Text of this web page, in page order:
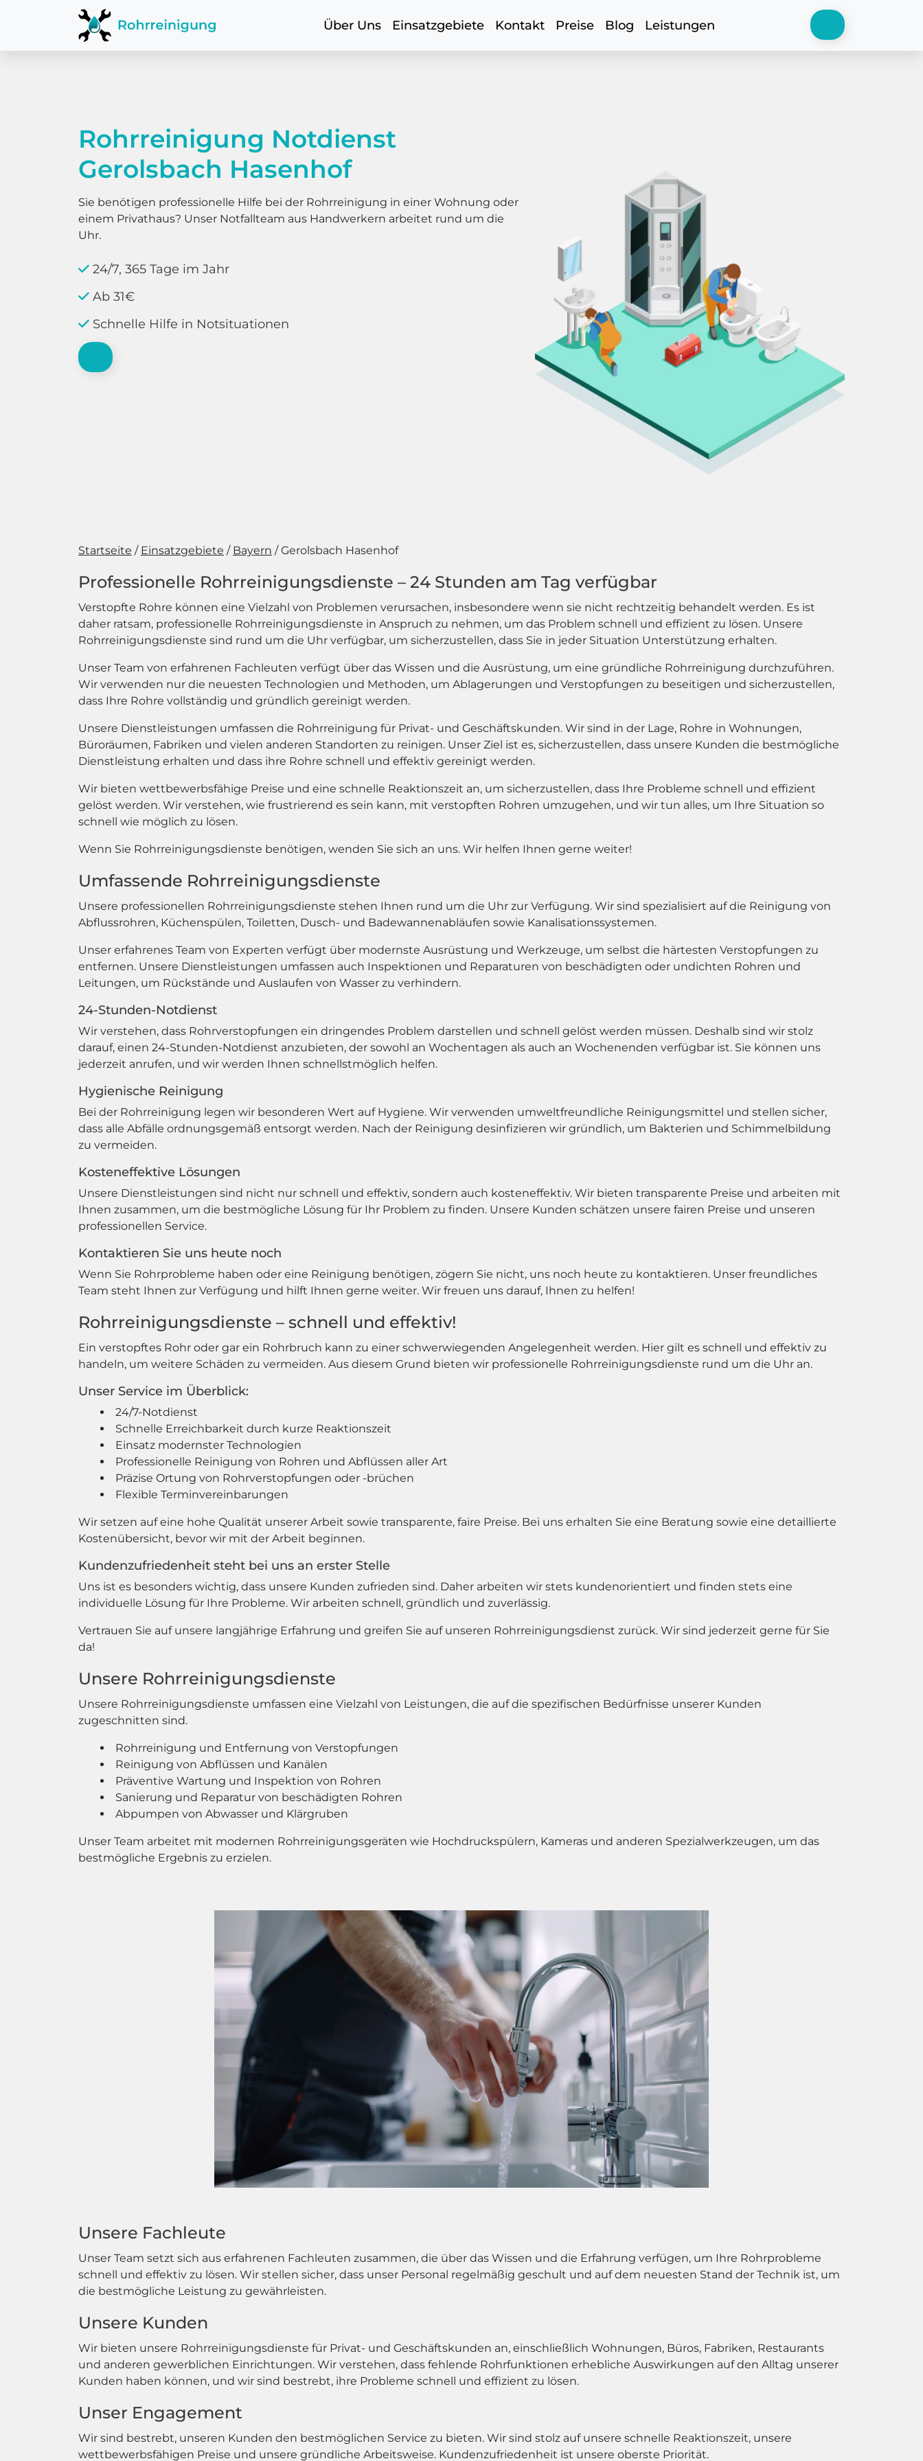
Über Uns Einsatzgebiete Kontakt Preise Blog Leistungen
Rohrreinigung Notdienst
Gerolsbach Hasenhof
Sie benötigen professionelle Hilfe bei der Rohrreinigung in einer Wohnung oder
einem Privathaus? Unser Notfallteam aus Handwerkern arbeitet rund um die
Uhr.
24/7, 365 Tage im Jahr
Ab 31€
Schnelle Hilfe in Notsituationen
Startseite Einsatzgebiete Bayern Gerolsbach Hasenhof
Professionelle Rohrreinigungsdienste – 24 Stunden am Tag verfügbar
Verstopfte Rohre können eine Vielzahl von Problemen verursachen, insbesondere wenn sie nicht rechtzeitig behandelt werden. Es ist
daher ratsam, professionelle Rohrreinigungsdienste in Anspruch zu nehmen, um das Problem schnell und effizient zu lösen. Unsere
Rohrreinigungsdienste sind rund um die Uhr verfügbar, um sicherzustellen, dass Sie in jeder Situation Unterstützung erhalten.
Unser Team von erfahrenen Fachleuten verfügt über das Wissen und die Ausrüstung, um eine gründliche Rohrreinigung durchzuführen.
Wir verwenden nur die neuesten Technologien und Methoden, um Ablagerungen und Verstopfungen zu beseitigen und sicherzustellen,
dass Ihre Rohre vollständig und gründlich gereinigt werden.
Unsere Dienstleistungen umfassen die Rohrreinigung für Privat- und Geschäftskunden. Wir sind in der Lage, Rohre in Wohnungen,
Büroräumen, Fabriken und vielen anderen Standorten zu reinigen. Unser Ziel ist es, sicherzustellen, dass unsere Kunden die bestmögliche
Dienstleistung erhalten und dass ihre Rohre schnell und effektiv gereinigt werden.
Wir bieten wettbewerbsfähige Preise und eine schnelle Reaktionszeit an, um sicherzustellen, dass Ihre Probleme schnell und effizient
gelöst werden. Wir verstehen, wie frustrierend es sein kann, mit verstopften Rohren umzugehen, und wir tun alles, um Ihre Situation so
schnell wie möglich zu lösen.
Wenn Sie Rohrreinigungsdienste benötigen, wenden Sie sich an uns. Wir helfen Ihnen gerne weiter!
Umfassende Rohrreinigungsdienste
Unsere professionellen Rohrreinigungsdienste stehen Ihnen rund um die Uhr zur Verfügung. Wir sind spezialisiert auf die Reinigung von
Abflussrohren, Küchenspülen, Toiletten, Dusch- und Badewannenabläufen sowie Kanalisationssystemen.
Unser erfahrenes Team von Experten verfügt über modernste Ausrüstung und Werkzeuge, um selbst die härtesten Verstopfungen zu
entfernen. Unsere Dienstleistungen umfassen auch Inspektionen und Reparaturen von beschädigten oder undichten Rohren und
Leitungen, um Rückstände und Auslaufen von Wasser zu verhindern.
24-Stunden-Notdienst
Wir verstehen, dass Rohrverstopfungen ein dringendes Problem darstellen und schnell gelöst werden müssen. Deshalb sind wir stolz
darauf, einen 24-Stunden-Notdienst anzubieten, der sowohl an Wochentagen als auch an Wochenenden verfügbar ist. Sie können uns
jederzeit anrufen, und wir werden Ihnen schnellstmöglich helfen.
Hygienische Reinigung
Bei der Rohrreinigung legen wir besonderen Wert auf Hygiene. Wir verwenden umweltfreundliche Reinigungsmittel und stellen sicher,
dass alle Abfälle ordnungsgemäß entsorgt werden. Nach der Reinigung desinfizieren wir gründlich, um Bakterien und Schimmelbildung
zu vermeiden.
Kosteneffektive Lösungen
Unsere Dienstleistungen sind nicht nur schnell und effektiv, sondern auch kosteneffektiv. Wir bieten transparente Preise und arbeiten mit
Ihnen zusammen, um die bestmögliche Lösung für Ihr Problem zu finden. Unsere Kunden schätzen unsere fairen Preise und unseren
professionellen Service.
Kontaktieren Sie uns heute noch
Wenn Sie Rohrprobleme haben oder eine Reinigung benötigen, zögern Sie nicht, uns noch heute zu kontaktieren. Unser freundliches
Team steht Ihnen zur Verfügung und hilft Ihnen gerne weiter. Wir freuen uns darauf, Ihnen zu helfen!
Rohrreinigungsdienste – schnell und effektiv!
Ein verstopftes Rohr oder gar ein Rohrbruch kann zu einer schwerwiegenden Angelegenheit werden. Hier gilt es schnell und effektiv zu
handeln, um weitere Schäden zu vermeiden. Aus diesem Grund bieten wir professionelle Rohrreinigungsdienste rund um die Uhr an.
Unser Service im Überblick:
24/7-Notdienst
Schnelle Erreichbarkeit durch kurze Reaktionszeit
Einsatz modernster Technologien
Professionelle Reinigung von Rohren und Abflüssen aller Art
Präzise Ortung von Rohrverstopfungen oder -brüchen
Flexible Terminvereinbarungen
Wir setzen auf eine hohe Qualität unserer Arbeit sowie transparente, faire Preise. Bei uns erhalten Sie eine Beratung sowie eine detaillierte
Kostenübersicht, bevor wir mit der Arbeit beginnen.
Kundenzufriedenheit steht bei uns an erster Stelle
Uns ist es besonders wichtig, dass unsere Kunden zufrieden sind. Daher arbeiten wir stets kundenorientiert und finden stets eine
individuelle Lösung für Ihre Probleme. Wir arbeiten schnell, gründlich und zuverlässig.
Vertrauen Sie auf unsere langjährige Erfahrung und greifen Sie auf unseren Rohrreinigungsdienst zurück. Wir sind jederzeit gerne für Sie
da!
Unsere Rohrreinigungsdienste
Unsere Rohrreinigungsdienste umfassen eine Vielzahl von Leistungen, die auf die spezifischen Bedürfnisse unserer Kunden
zugeschnitten sind.
Rohrreinigung und Entfernung von Verstopfungen
Reinigung von Abflüssen und Kanälen
Präventive Wartung und Inspektion von Rohren
Sanierung und Reparatur von beschädigten Rohren
Abpumpen von Abwasser und Klärgruben
Unser Team arbeitet mit modernen Rohrreinigungsgeräten wie Hochdruckspülern, Kameras und anderen Spezialwerkzeugen, um das
bestmögliche Ergebnis zu erzielen.
Unsere Fachleute
Unser Team setzt sich aus erfahrenen Fachleuten zusammen, die über das Wissen und die Erfahrung verfügen, um Ihre Rohrprobleme
schnell und effektiv zu lösen. Wir stellen sicher, dass unser Personal regelmäßig geschult und auf dem neuesten Stand der Technik ist, um
die bestmögliche Leistung zu gewährleisten.
Unsere Kunden
Wir bieten unsere Rohrreinigungsdienste für Privat- und Geschäftskunden an, einschließlich Wohnungen, Büros, Fabriken, Restaurants
und anderen gewerblichen Einrichtungen. Wir verstehen, dass fehlende Rohrfunktionen erhebliche Auswirkungen auf den Alltag unserer
Kunden haben können, und wir sind bestrebt, ihre Probleme schnell und effizient zu lösen.
Unser Engagement
Wir sind bestrebt, unseren Kunden den bestmöglichen Service zu bieten. Wir sind stolz auf unsere schnelle Reaktionszeit, unsere
wettbewerbsfähigen Preise und unsere gründliche Arbeitsweise. Kundenzufriedenheit ist unsere oberste Priorität.